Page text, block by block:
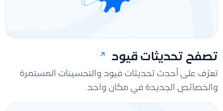
تصفح تحديثات قيود
تعرّف على أحدث تحديثات فيود والتحسينات المستمرة
والخصائص الجديدة في مكان واحد.